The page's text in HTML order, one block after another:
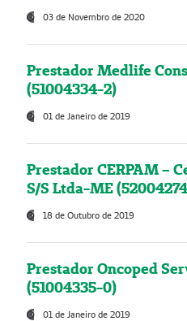
03 de Novembro de 2020
Prestador Medlife
(51004334-2)
01 de Janeiro de 2019
Prestador CERPAM –
S/S Ltda-ME
18 de Outubro de 2019
Prestador Oncoped
(51004335-0)
01 de Janeiro de 2019